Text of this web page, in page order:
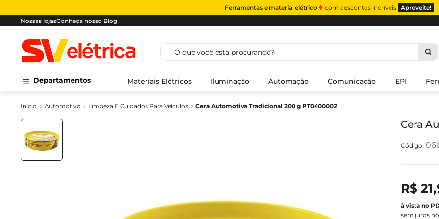
Ferramentas e material elétrico com descontos incríveis Aproveite!
Nossas lojasConheça nosso Blog
O que você está procurando?
Departamentos Materiais Elétricos Iluminação Automação Comunicação EPI
Automotivo Limpeza E Cuidados Para Veículos Cera Automotiva Tradicional 200 g PT0400002
Cera
:
R$ 21,
sem juros